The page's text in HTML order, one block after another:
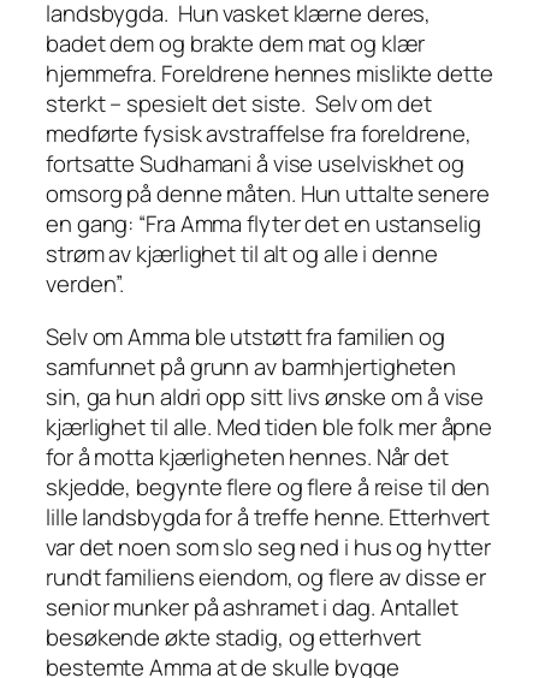
landsbygda. Hun vasket klærne deres,
badet dem og brakte dem mat og klær
hjemmefra. Foreldrene hennes mislikte dette
sterkt – spesielt det siste. Selv om det
medførte fysisk avstraffelse fra foreldrene,
fortsatte Sudhamani å vise uselviskhet og
omsorg på denne måten. Hun uttalte senere
en gang: “Fra Amma flyter det en ustanselig
strøm av kjærlighet til alt og alle i denne
verden”.
Selv om Amma ble utstøtt fra familien og
samfunnet på grunn av barmhjertigheten
sin, ga hun aldri opp sitt livs ønske om å vise
kjærlighet til alle. Med tiden ble folk mer åpne
for å motta kjærligheten hennes. Når det
skjedde, begynte flere og flere å reise til den
lille landsbygda for å treffe henne. Etterhvert
var det noen som slo seg ned i hus og hytter
rundt familiens eiendom, og flere av disse er
senior munker på ashramet i dag. Antallet
besøkende økte stadig, og etterhvert
bestemte Amma at de skulle bygge